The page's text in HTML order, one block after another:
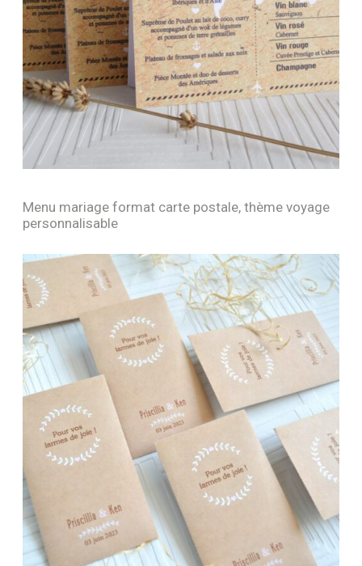
Menu mariage format carte postale, thème voyage
personnalisable